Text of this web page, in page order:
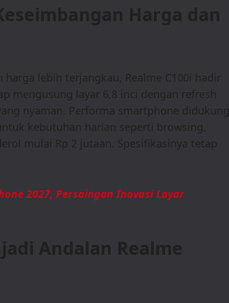
Harga dan
lebih terjangkau, Realme C100i hadir
mengusung layar 6,8 inci dengan refresh
nyaman. Performa smartphone didukung
kebutuhan harian seperti browsing,
mulai Rp 2 jutaan. Spesifikasinya tetap
2027, Persaingan Inovasi Layar
Andalan Realme